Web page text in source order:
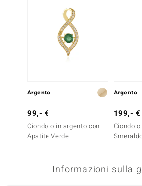
Argento
99,- €
Ciondolo in argento con
Apatite Verde
Argento
199,- €
Informazioni sulla